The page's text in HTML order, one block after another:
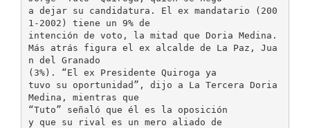
a dejar su candidatura. El ex mandatario (200
1-2002) tiene un 9% de
intención de voto, la mitad que Doria Medina.
Más atrás figura el ex alcalde de La Paz, Jua
n del Granado
(3%). “El ex Presidente Quiroga ya
tuvo su oportunidad”, dijo a La Tercera Doria
Medina, mientras que
“Tuto” señaló que él es la oposición
y que su rival es un mero aliado de